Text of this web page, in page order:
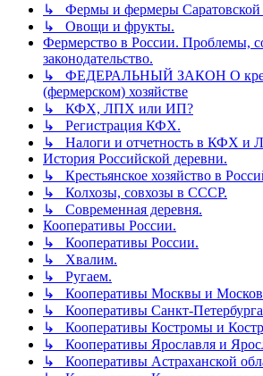
↳ Фермы и фермеры Саратовской
↳ Овощи и фрукты.
Фермерство в России. Проблемы,
законодательство.
↳ ФЕДЕРАЛЬНЫЙ ЗАКОН О
(фермерском) хозяйстве
↳ КФХ, ЛПХ или ИП?
↳ Регистрация КФХ.
↳ Налоги и отчетность в КФХ и
История Российской деревни.
↳ Крестьянское хозяйство в
↳ Колхозы, совхозы в СССР.
↳ Современная деревня.
Кооперативы России.
↳ Кооперативы России.
↳ Хвалим.
↳ Ругаем.
↳ Кооперативы Москвы и
↳ Кооперативы Санкт-Петербурга
↳ Кооперативы Костромы и
↳ Кооперативы Ярославля и
↳ Кооперативы Астраханской